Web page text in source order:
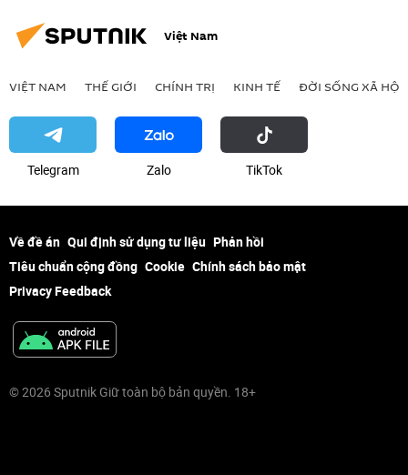
Việt Nam
VIỆT NAM THẾ GIỚI CHÍNH TRỊ KINH TẾ ĐỜI SỐNG XÃ HỘI
Telegram Zalo ТikТоk
Về đề án Qui định sử dụng tư liệu Phản hồi
Tiêu chuẩn cộng đồng Cookie Chính sách bảo mật
Privacy Feedback
© 2026 Sputnik Giữ toàn bộ bản quyền. 18+